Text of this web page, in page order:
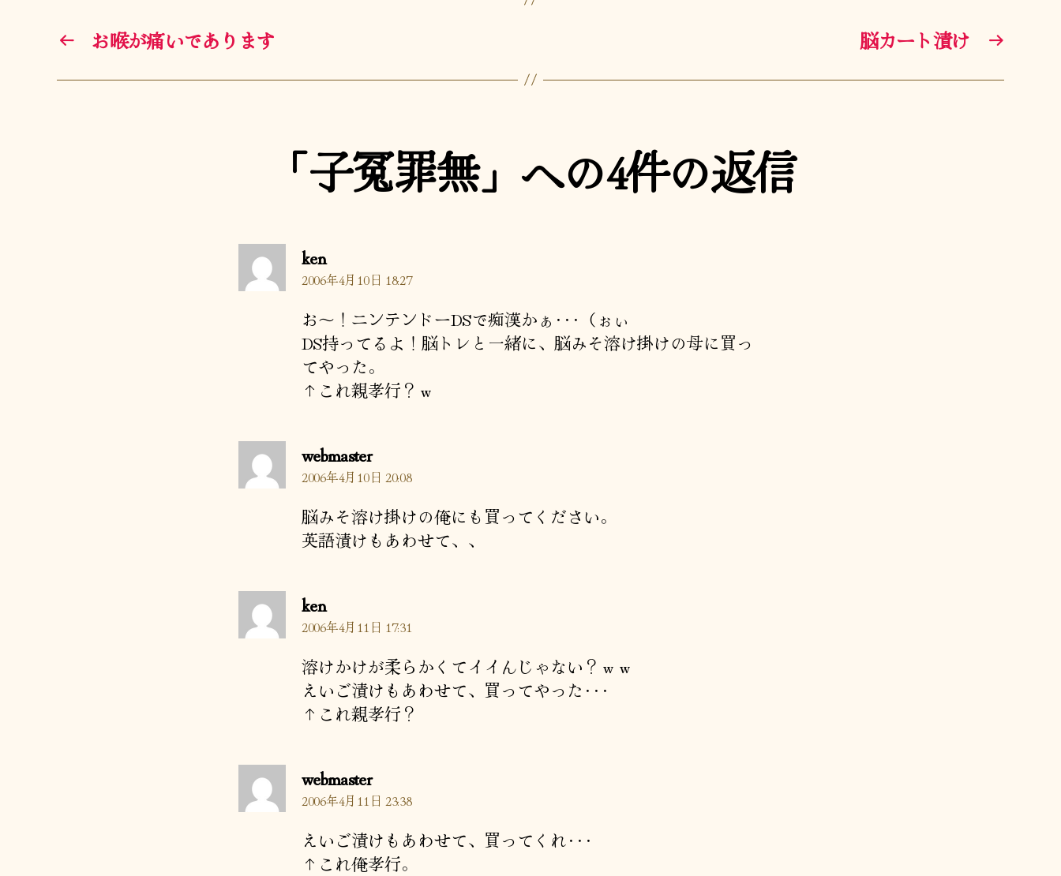
← お喉が痛いであります →
脳カート漬け
「子冤罪無」への4件の返信
kenの
発
2006年4月10日 18:27
お～！ニンテンドーDSで痴漢かぁ･･･（ぉぃ
DS持ってるよ！脳トレと一緒に、脳みそ溶け掛けの母に買っ
てやった。
↑これ親孝行？ｗ
webmasterの
発
2006年4月10日 20:08
脳みそ溶け掛けの俺にも買ってください。
英語漬けもあわせて、、
kenの
発
2006年4月11日 17:31
溶けかけが柔らかくてイイんじゃない？ｗｗ
えいご漬けもあわせて、買ってやった･･･
↑これ親孝行？
webmasterの
発
2006年4月11日 23:38
えいご漬けもあわせて、買ってくれ･･･
↑これ俺孝行。